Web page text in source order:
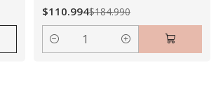
$110.994$184.990
Cantidad